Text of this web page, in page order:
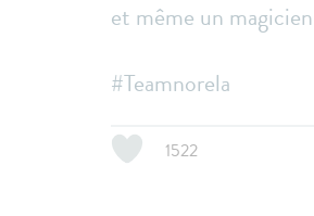
et même un
#Teamnorela
1522